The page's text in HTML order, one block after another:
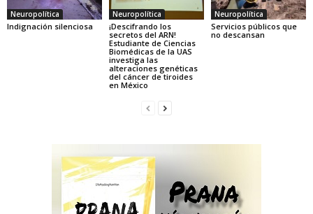
Neuropolítica
Indignación silenciosa
Neuropolítica
¡Descifrando los
secretos del ARN!
Estudiante de Ciencias
Biomédicas de la UAS
investiga las
alteraciones genéticas
del cáncer de tiroides
en México
Neuropolítica
Servicios públicos que
no descansan